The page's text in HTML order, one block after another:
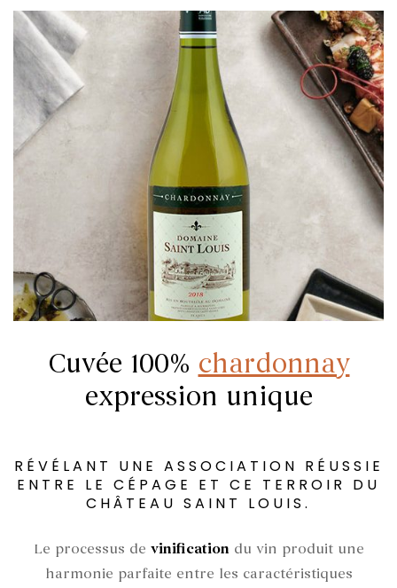
Cuvée 100% chardonnay
expression unique
RÉVÉLANT UNE ASSOCIATION RÉUSSIE
ENTRE LE CÉPAGE ET CE TERROIR DU
CHÂTEAU SAINT LOUIS.
Le processus de vinification du vin produit une
harmonie parfaite entre les caractéristiques